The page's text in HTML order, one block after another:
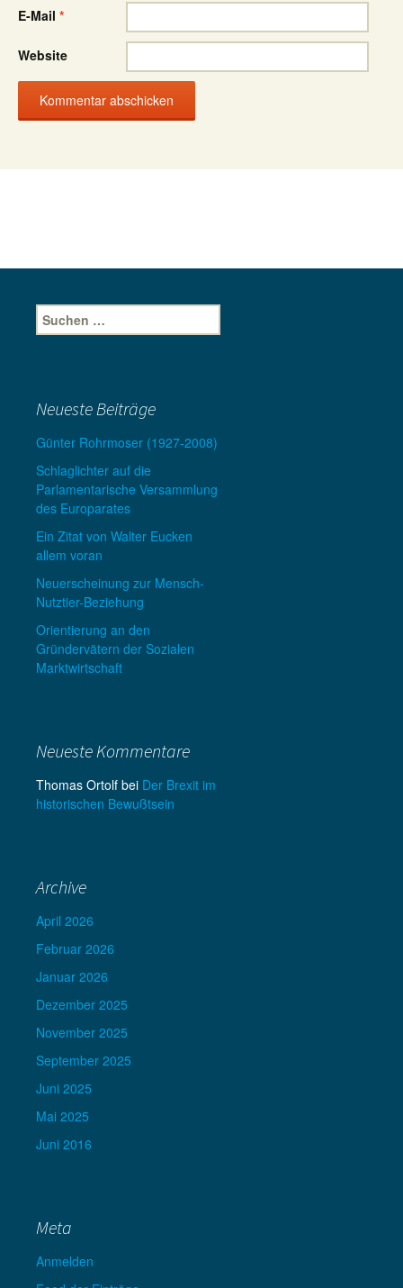
E-Mail *
Website
Suche
nach:
Neueste Beiträge
Günter Rohrmoser (1927-2008)
Schlaglichter auf die
Parlamentarische Versammlung
des Europarates
Ein Zitat von Walter Eucken
allem voran
Neuerscheinung zur Mensch-
Nutztier-Beziehung
Orientierung an den
Gründervätern der Sozialen
Marktwirtschaft
Neueste Kommentare
Thomas Ortolf bei Der Brexit im
historischen Bewußtsein
Archive
April 2026
Februar 2026
Januar 2026
Dezember 2025
November 2025
September 2025
Juni 2025
Mai 2025
Juni 2016
Meta
Anmelden